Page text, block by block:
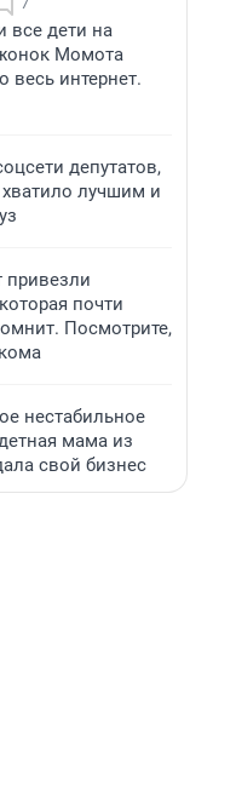
все дети на
Момота
весь интернет.
депутатов,
лучшим и
почти
Посмотрите,
нестабильное
мама из
свой бизнес